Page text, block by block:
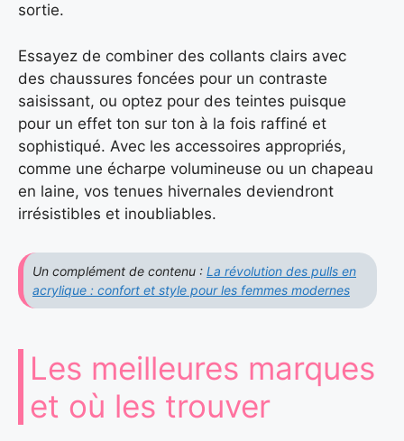
sortie.
Essayez de combiner des collants clairs avec
des chaussures foncées pour un contraste
saisissant, ou optez pour des teintes puisque
pour un effet ton sur ton à la fois raffiné et
sophistiqué. Avec les accessoires appropriés,
comme une écharpe volumineuse ou un chapeau
en laine, vos tenues hivernales deviendront
irrésistibles et inoubliables.
Un complément de contenu : La révolution des pulls en
acrylique : confort et style pour les femmes modernes
Les meilleures marques
et où les trouver